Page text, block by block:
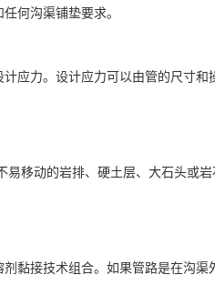
何沟渠铺垫要求。
应力。设计应力可以由管的尺寸和
移动的岩排、硬土层、大石头或
黏接技术组合。如果管路是在沟渠